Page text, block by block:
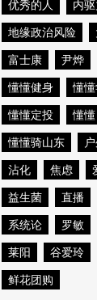
优秀的人
内
地缘政治风险
富士康
尹烨
懂懂健身
懂
懂懂定投
懂
懂懂骑山东
沾化
焦虑
益生菌
直播
系统论
罗敏
莱阳
谷爱玲
鲜花团购